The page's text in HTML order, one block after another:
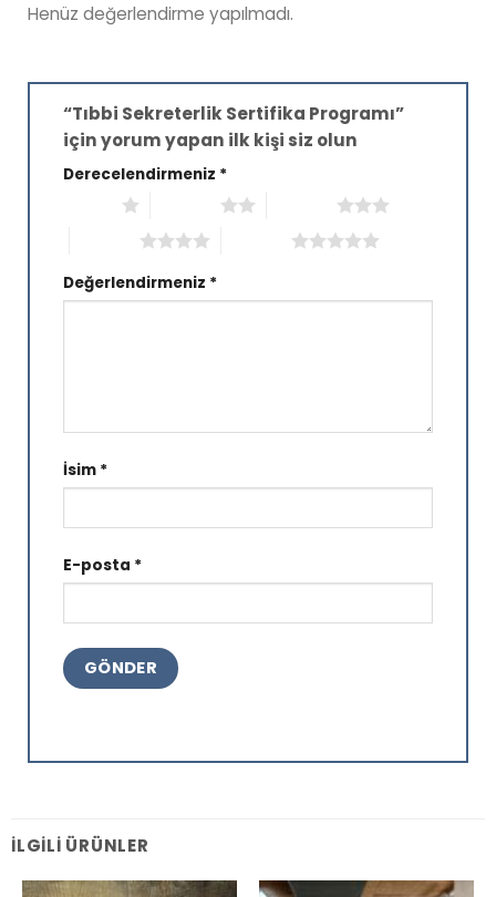
Henüz değerlendirme yapılmadı.
“Tıbbi Sekreterlik Sertifika Programı”
için yorum yapan ilk kişi siz olun
Derecelendirmeniz *
Değerlendirmeniz *
İsim *
E-posta *
İLGILI ÜRÜNLER